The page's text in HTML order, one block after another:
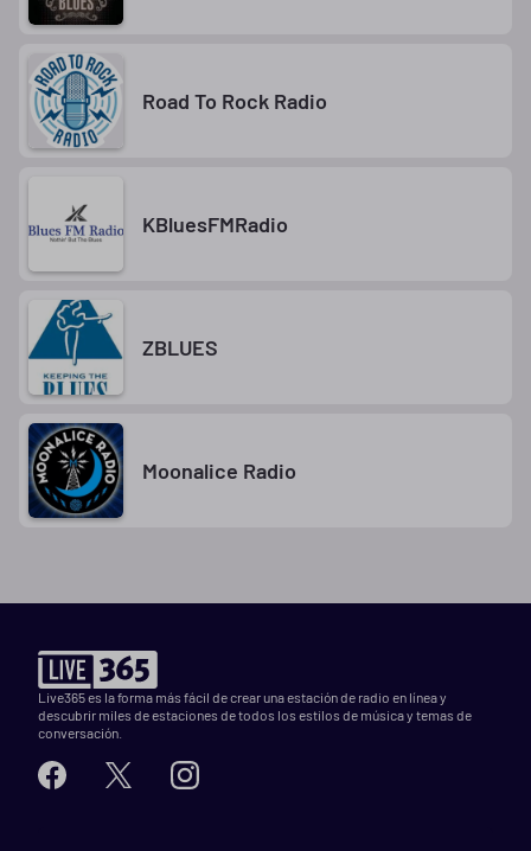
Road To Rock Radio
KBluesFMRadio
ZBLUES
Moonalice Radio
Live365 es la forma más fácil de crear una estación de radio en línea y
descubrir miles de estaciones de todos los estilos de música y temas de
conversación.